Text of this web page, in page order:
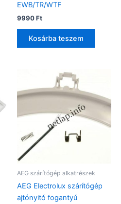
EWB/TR/WTF
9990Ft
Kosárba teszem
AEG szárítógép alkatrészek
AEG Electrolux szárítógép
ajtónyitó fogantyú